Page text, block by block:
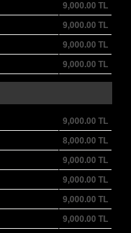
9,000.00 TL
9,000.00 TL
9,000.00 TL
9,000.00 TL
9,000.00 TL
8,000.00 TL
9,000.00 TL
9,000.00 TL
9,000.00 TL
9,000.00 TL